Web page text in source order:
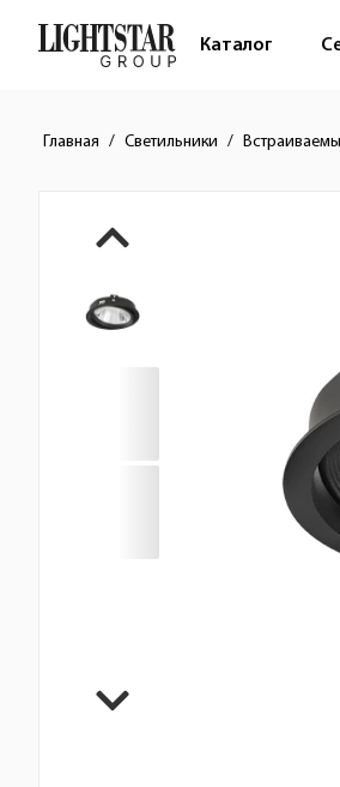
Каталог
Главная Светильники
Краткое описание
Изображения товара
Стоимость товара